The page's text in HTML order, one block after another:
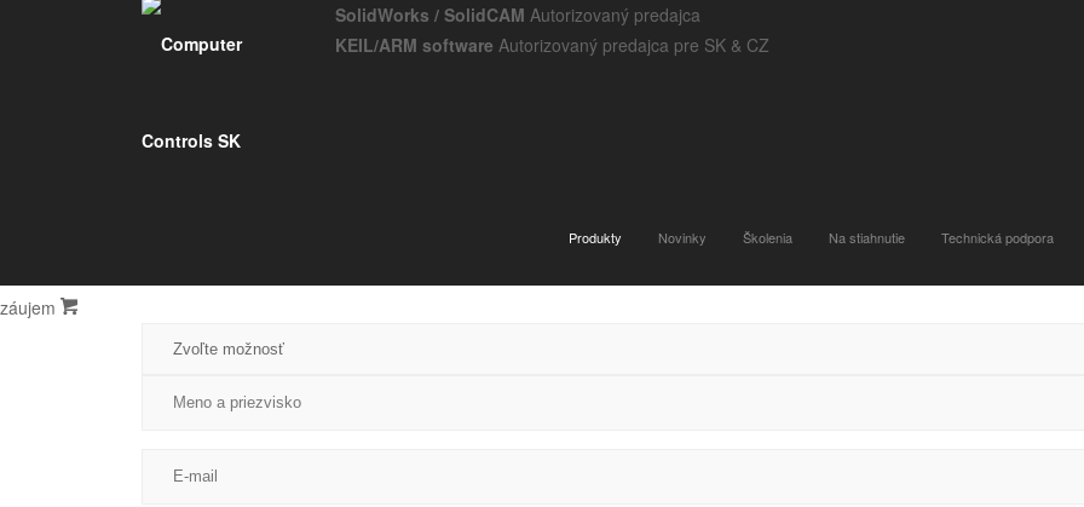
Používame cookies
Súbory cookie používame na analýzu údajov o našich návštevníkoch, na zlepšenie našich webových stránok, na zobrazovanie
záujem
SolidWorks / SolidCAM Autorizovaný predajca
KEIL/ARM software Autorizovaný predajca pre SK & CZ
Produkty Novinky Školenia Na stiahnutie Technická podpora